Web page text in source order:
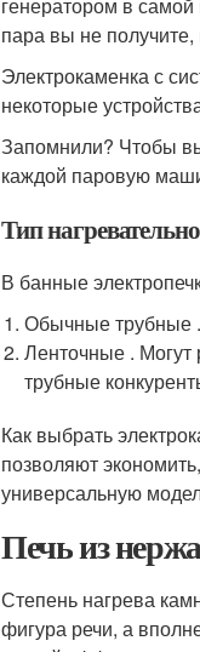
пара вы не
Электрокаменка с
некоторые
Запомнили? Чтобы
каждой паровую
Тип
В банные
Обычные трубные
Ленточные . Могут
трубные
Как выбрать
позволяют
универсальную
Печь из
Степень нагрева
фигура речи, а